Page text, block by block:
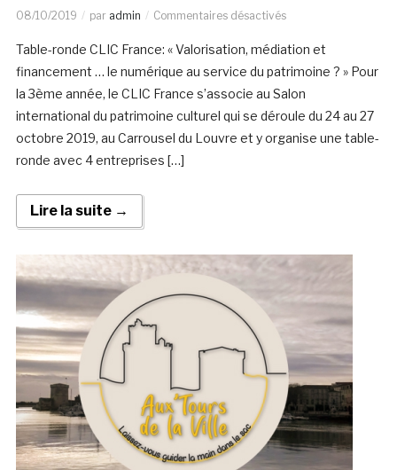
08/10/2019 par admin Commentaires désactivés
Table-ronde CLIC France: « Valorisation, médiation et
financement … le numérique au service du patrimoine ? » Pour
la 3ème année, le CLIC France s’associe au Salon
international du patrimoine culturel qui se déroule du 24 au 27
octobre 2019, au Carrousel du Louvre et y organise une table-
ronde avec 4 entreprises […]
Lire la suite →